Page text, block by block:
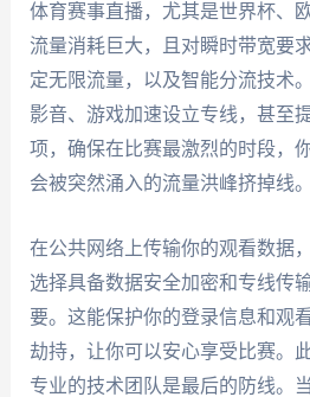
体育赛事直播，尤其是世界杯、
流量消耗巨大，且对瞬时带宽要
定无限流量，以及智能分流技术
影音、游戏加速设立专线，甚至
项，确保在比赛最激烈的时段，
会被突然涌入的流量洪峰挤掉线。
在公共网络上传输你的观看数据
选择具备数据安全加密和专线传
要。这能保护你的登录信息和观
劫持，让你可以安心享受比赛。
专业的技术团队是最后的防线。